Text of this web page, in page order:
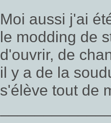
Acheté 40
les joueurs pas
Moi aussi j'ai
le modding de
d'ouvrir, de
il y a de la
s'élève tout de